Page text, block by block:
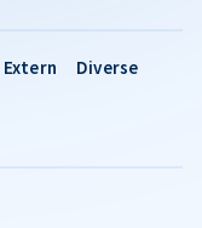
Extern Diverse